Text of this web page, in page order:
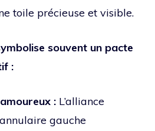
toile précieuse et visible.
souvent un pacte
:
: L’alliance
gauche